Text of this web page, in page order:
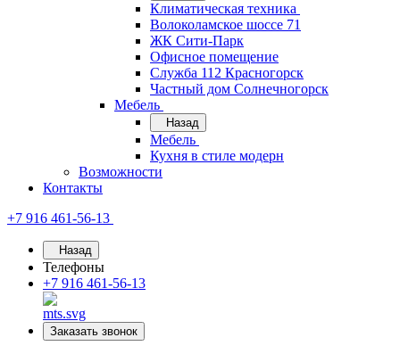
Климатическая техника
Волоколамское шоссе 71
ЖК Сити-Парк
Офисное помещение
Служба 112 Красногорск
Частный дом Солнечногорск
Мебель
Назад
Мебель
Кухня в стиле модерн
Возможности
Контакты
+7 916 461-56-13
Назад
Телефоны
+7 916 461-56-13
Заказать звонок